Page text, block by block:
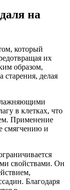
на
который
их
образом,
старения, делая
в клетках, что
Применение
смягчению и
свойствами. Он
Благодаря